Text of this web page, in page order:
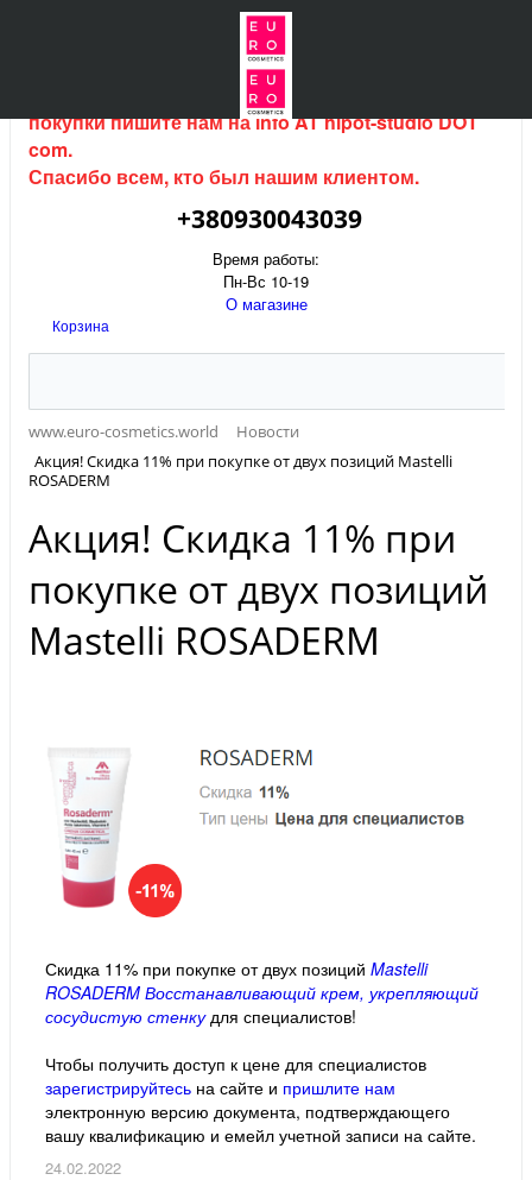
Интернет магазин (данный сайт) продается, для
покупки пишите нам наinfo AT hipot-studio DOT
com.
Спасибо всем, кто был нашим клиентом.
+380930043039
Время работы:
Пн-Вс 10-19
О магазине
Корзина
www.euro-cosmetics.world
Новости
Акция! Скидка 11% при покупке от двух позиций Mastelli
ROSADERM
Акция! Скидка 11% при
покупке от двух позиций
Mastelli ROSADERM
Скидка 11% при покупке от двух позиций Mastelli
ROSADERM Восстанавливающий крем, укрепляющий
сосудистую стенкудля специалистов!
Чтобы получить доступ к цене для специалистов
зарегистрируйтесь на сайте и пришлите нам
электронную версию документа, подтверждающего
вашу квалификацию и емейл учетной записи на сайте.
24.02.2022